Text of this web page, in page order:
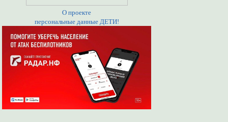
О проекте
персональные данные ДЕТИ!